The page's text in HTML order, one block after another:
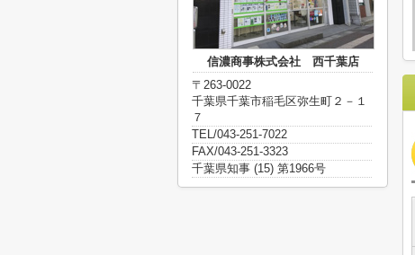
信濃商事株式会社 西千葉店
〒263-0022
千葉県千葉市稲毛区弥生町２－１
７
TEL/043-251-7022
FAX/043-251-3323
千葉県知事 (15) 第1966号